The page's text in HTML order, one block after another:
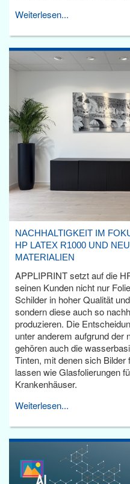
Weiterlesen...
NACHHALTIGKEIT IM
HP LATEX R1000 UND
MATERIALIEN
APPLIPRINT setzt auf die
seinen Kunden nicht nur
Schilder in hoher Qualität
sondern diese auch so
produzieren. Die
unter anderem aufgrund der
gehören auch die
Tinten, mit denen sich
lassen wie Glasfolierungen
Krankenhäuser.
Weiterlesen...